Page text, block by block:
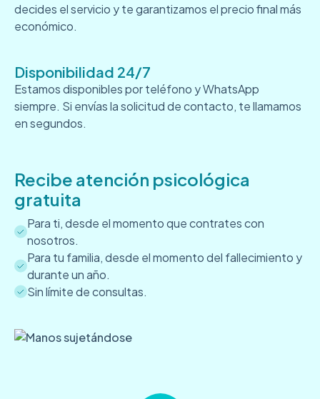
decides el servicio y te garantizamos el precio final más
económico.
Disponibilidad 24/7
Estamos disponibles por teléfono y WhatsApp
siempre. Si envías la solicitud de contacto, te llamamos
en segundos.
Recibe atención psicológica
gratuita
Para ti, desde el momento que contrates con
nosotros.
Para tu familia, desde el momento del fallecimiento y
durante un año.
Sin límite de consultas.